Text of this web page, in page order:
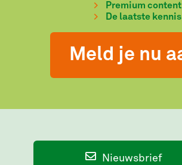
Premium content
De laatste kennis
Meld je nu
Nieuwsbrief